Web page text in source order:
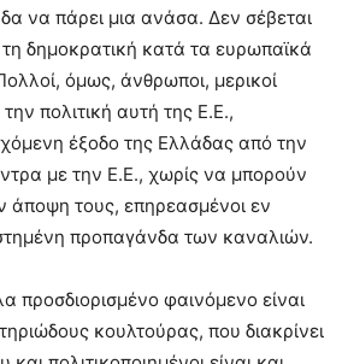
να πάρει μια ανάσα. Δεν σέβεται
δημοκρατική κατά τα ευρωπαϊκά
όμως, άνθρωποι, μερικοί
πολιτική αυτή της Ε.Ε.,
έξοδο της Ελλάδας από την
με την Ε.Ε., χωρίς να μπορούν
άποψη τους, επηρεασμένοι εν
προπαγάνδα των καναλιών.
προσδιορισμένο φαινόμενο είναι
κουλτούρας, που διακρίνει